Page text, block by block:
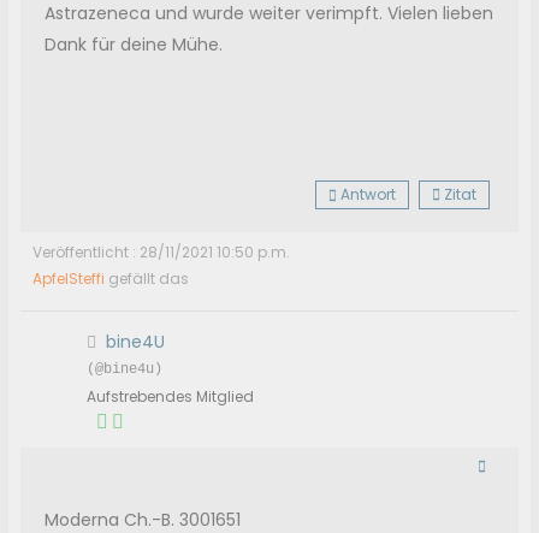
Astrazeneca und wurde weiter verimpft. Vielen lieben
Dank für deine Mühe.
Antwort Zitat
Veröffentlicht : 28/11/2021 10:50 p.m.
ApfelSteffi gefällt das
bine4U
(@bine4u)
Aufstrebendes Mitglied
Moderna Ch.-B. 3001651